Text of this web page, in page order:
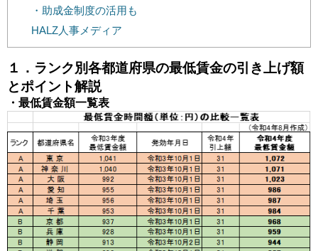
・助成金制度の活用も
HALZ人事メディア
１．ランク別各都道府県の最低賃金の引き上げ額
とポイント解説
・最低賃金額一覧表